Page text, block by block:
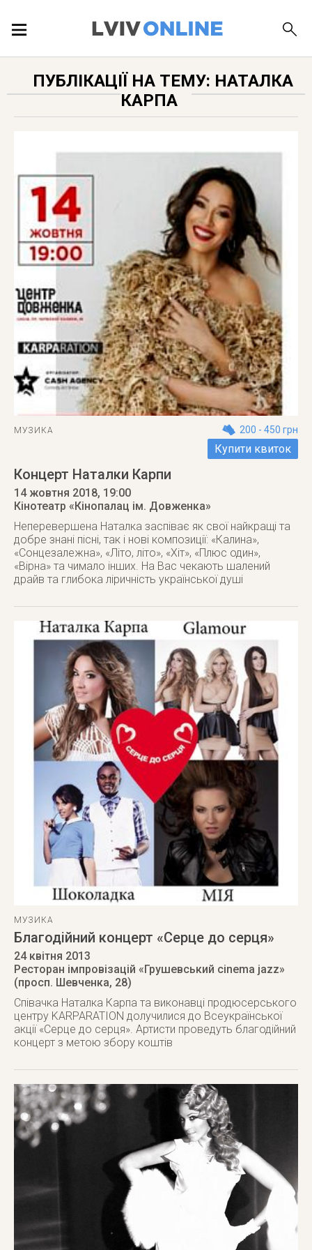
ПУБЛІКАЦІЇ
ДОВІДКА
ПУБЛІКАЦІЇ НА ТЕМУ: НАТАЛКА
КАРПА
МУЗИКА 200 - 450 грн
Купити квиток
Концерт Наталки Карпи
14 жовтня 2018, 19:00
Кінотеатр «Кінопалац ім. Довженка»
Неперевершена Наталка заспіває як свої найкращі та
добре знані пісні, так і нові композиції: «Калина»,
«Сонцезалежна», «Літо, літо», «Хіт», «Плюс один»,
«Вірна» та чимало інших. На Вас чекають шалений
драйв та глибока ліричність української душі
МУЗИКА
Благодійний концерт «Серце до серця»
24 квітня 2013
Ресторан імпровізацій «Грушевський cinema jazz»
(просп. Шевченка, 28)
Співачка Наталка Карпа та виконавці продюсерського
центру KARPARATION долучилися до Всеукраїнської
акції «Серце до серця». Артисти проведуть благодійний
концерт з метою збору коштів